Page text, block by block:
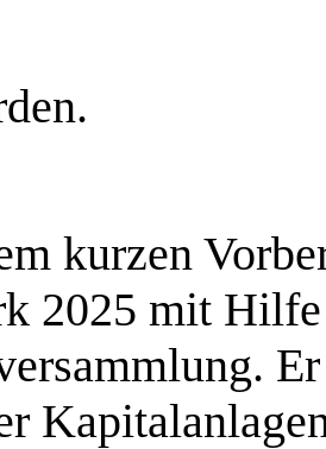
kurzen
2025 mit